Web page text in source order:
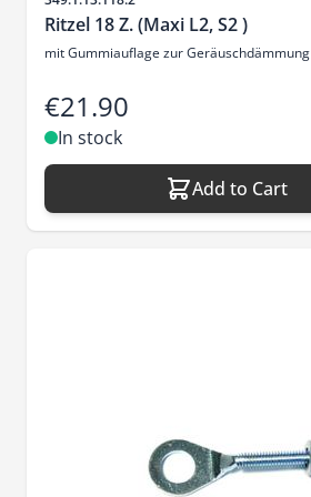
Ritzel 18 Z. (Maxi L2, S2 )
mit Gummiauflage zur Geräuschdämmung
€21.90
In stock
Add to Cart